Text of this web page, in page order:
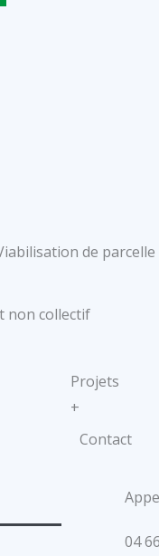
de parcelle
non collectif
Projets
+
Contact
04